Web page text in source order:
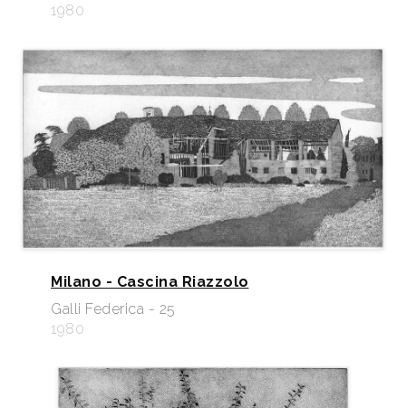
1980
Milano - Cascina Riazzolo
Galli Federica - 25
1980